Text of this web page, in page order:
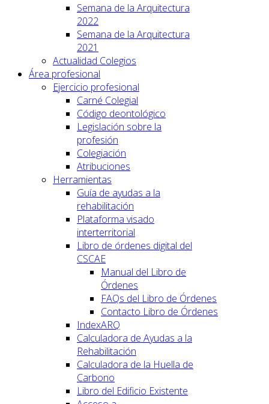
Semana de la Arquitectura
2022
Semana de la Arquitectura
2021
Actualidad Colegios
Área profesional
Ejercicio profesional
Carné Colegial
Código deontológico
Legislación sobre la
profesión
Colegiación
Atribuciones
Herramientas
Guía de ayudas a la
rehabilitación
Plataforma visado
interterritorial
Libro de órdenes digital del
CSCAE
Manual del Libro de
Órdenes
FAQs del Libro de Órdenes
Contacto Libro de Órdenes
IndexARQ
Calculadora de Ayudas a la
Rehabilitación
Calculadora de la Huella de
Carbono
Libro del Edificio Existente